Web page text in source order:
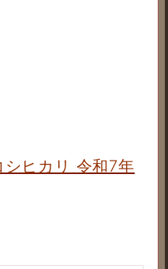
シヒカリ 令和7年